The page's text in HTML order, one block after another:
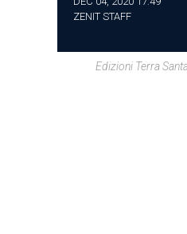
ZENIT STAFF
Edizioni Terra